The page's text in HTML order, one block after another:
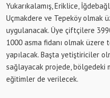
Yukarıkalamış, Eriklice,
Uçmakdere ve Tepeköy olmak
uygulanacak. Üye çiftçilere
1000 asma fidanı olmak
yapılacak. Başta yetiştiriciler
sağlayacak projede, bölgedeki
eğitimler de verilecek.